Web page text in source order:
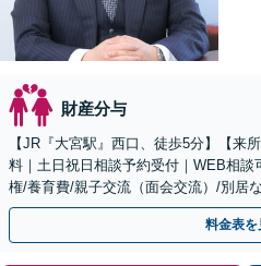
財産分与
【JR『大宮駅』西口、徒歩5分】【来
料｜土日祝日相談予約受付｜WEB相
権/養育費/親子交流（面会交流）/別居
たします
料金表を